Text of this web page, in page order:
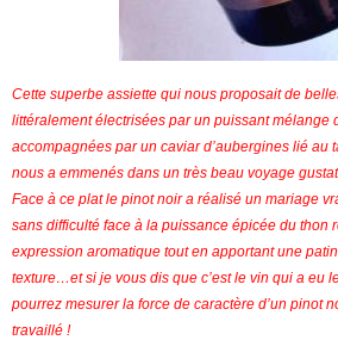
Cette superbe assiette qui nous proposait de
littéralement électrisées par un puissant mélange
accompagnées par un caviar d’aubergines lié au
nous a emmenés dans un très beau voyage
Face à ce plat le pinot noir a réalisé un mariage
sans difficulté face à la puissance épicée du thon
expression aromatique tout en apportant une
texture…et si je vous dis que c’est le vin qui a eu
pourrez mesurer la force de caractère d’un pinot
travaillé !